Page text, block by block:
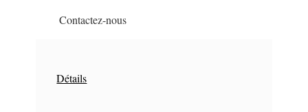
Contactez-nous
Détails